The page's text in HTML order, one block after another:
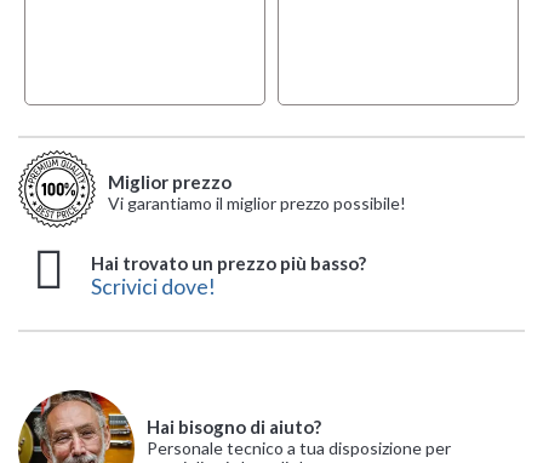
Miglior prezzo
Vi garantiamo il miglior prezzo possibile!
Hai trovato un prezzo più basso?
Scrivici dove!
Hai bisogno di aiuto?
Personale tecnico a tua disposizione per